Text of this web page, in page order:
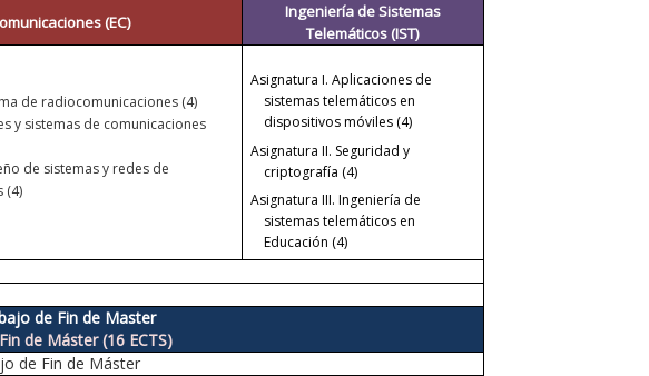
(EC)
Ingeniería de Sistemas
Telemáticos (IST)
de radiocomunicaciones (4)
y sistemas de comunicaciones
de sistemas y redes de
(4)
Asignatura I.Aplicaciones de
sistemas telemáticos en
dispositivos móviles (4)
Asignatura II. Seguridad y
criptografía (4)
Asignatura III.Ingeniería de
sistemas telemáticos en
Educación (4)
de Fin de Master
de Máster (16 ECTS)
de Fin de Máster